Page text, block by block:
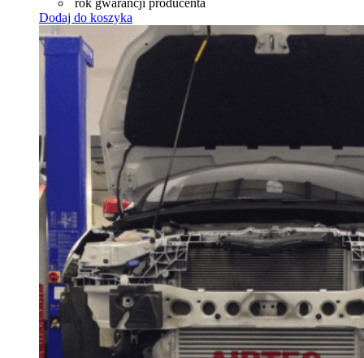
rok gwarancji producenta
Dodaj do koszyka